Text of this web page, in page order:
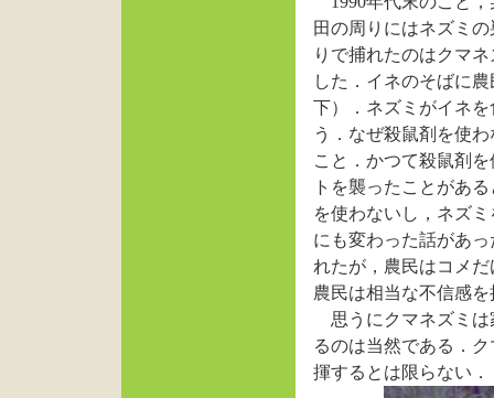
田の周りにはネズミ
りで捕れたのはクマ
した．イネのそばに
下）．ネズミがイネ
う．なぜ殺鼠剤を使
こと．かつて殺鼠剤
トを襲ったことがあ
を使わないし，ネズ
にも変わった話があ
れたが，農民はコメ
農民は相当な不信感
思うにクマネズミは
るのは当然である．
揮するとは限らない